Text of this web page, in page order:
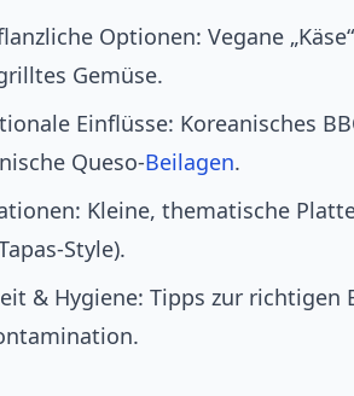
Optionen: Vegane
Gemüse.
Einflüsse: Koreanisches
Queso‑Beilagen.
Kleine, thematische
& Hygiene: Tipps zur richtigen